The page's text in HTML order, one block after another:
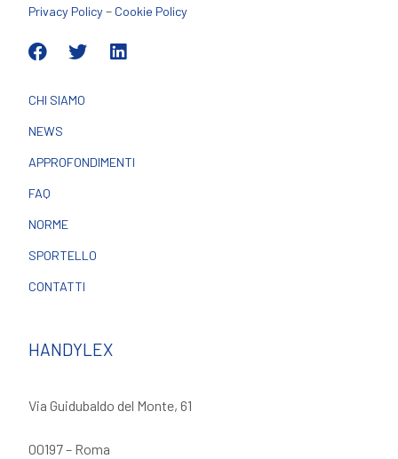
Privacy Policy– Cookie Policy
CHI SIAMO
NEWS
APPROFONDIMENTI
FAQ
NORME
SPORTELLO
CONTATTI
HANDYLEX
Via Guidubaldo del Monte, 61
00197 – Roma